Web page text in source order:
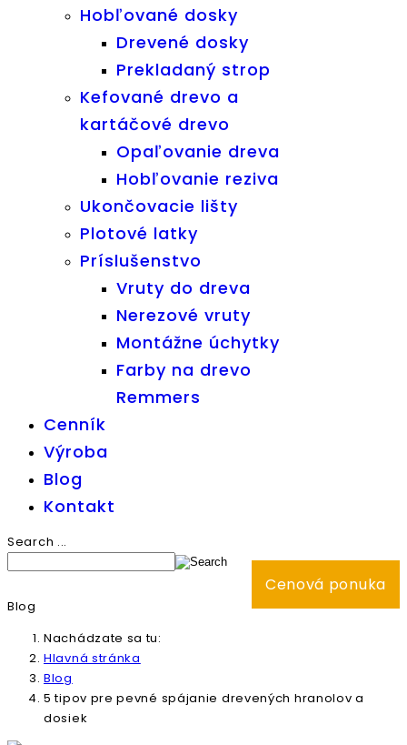
Hobľované dosky
Drevené dosky
Prekladaný strop
Kefované drevo a
kartáčové drevo
Opaľovanie dreva
Hobľovanie reziva
Ukončovacie lišty
Plotové latky
Príslušenstvo
Vruty do dreva
Nerezové vruty
Montážne úchytky
Farby na drevo
Remmers
Cenník
Výroba
Blog
Kontakt
Search ...
Cenová ponuka
Blog
Nachádzate sa tu:
Hlavná stránka
Blog
5 tipov pre pevné spájanie drevených hranolov a
dosiek